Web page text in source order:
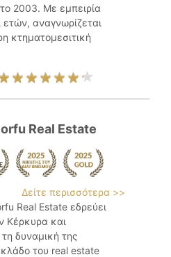
2003. Με εμπειρία
αναγνωρίζεται
κτηματομεσιτική
Real Estate
Δείτε περισσότερα >>
Real Estate εδρεύει
Κέρκυρα και
τη δυναμική της
του real estate